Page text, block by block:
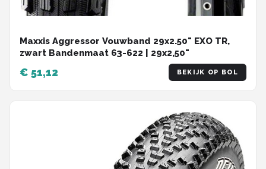
Maxxis Aggressor Vouwband 29x2.50" EXO TR,
zwart Bandenmaat 63-622 | 29x2,50"
€ 51,12 BEKIJK OP BOL